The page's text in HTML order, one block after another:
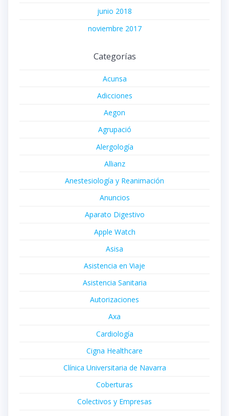
junio 2018
noviembre 2017
Categorías
Acunsa
Adicciones
Aegon
Agrupació
Alergología
Allianz
Anestesiología y Reanimación
Anuncios
Aparato Digestivo
Apple Watch
Asisa
Asistencia en Viaje
Asistencia Sanitaria
Autorizaciones
Axa
Cardiología
Cigna Healthcare
Clínica Universitaria de Navarra
Coberturas
Colectivos y Empresas